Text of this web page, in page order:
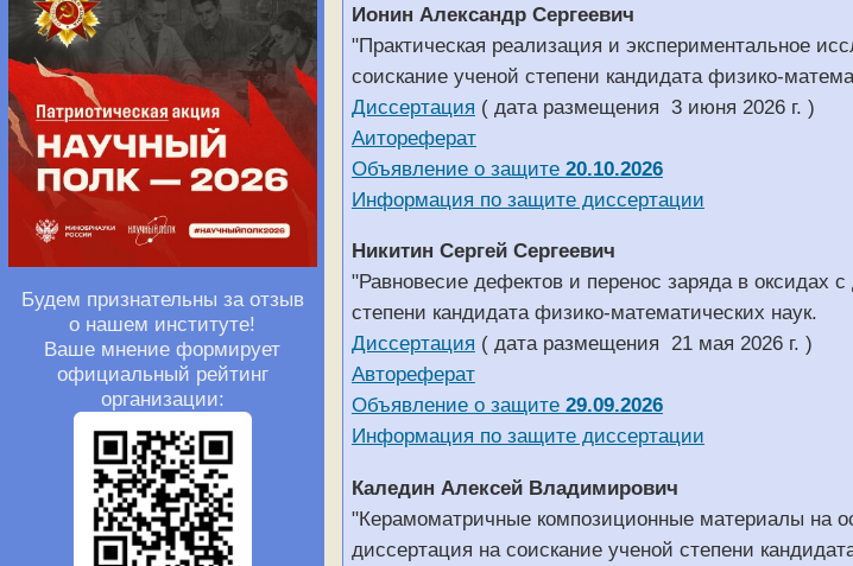
Будем признательны за отзыв
о нашем институте!
Ваше мнение формирует
официальный рейтинг
организации:
Ионин Александр Сергеевич
"Практическая реализация и экспериментальное
соискание ученой степени кандидата физико-
Диссертация ( дата размещения 3 июня 2026 г. )
Аитореферат
Объявление о защите 20.10.2026
Информация по защите диссертации
Никитин Сергей Сергеевич
"Равновесие дефектов и перенос заряда в оксидах
степени кандидата физико-математических наук.
Диссертация ( дата размещения 21 мая 2026 г. )
Автореферат
Объявление о защите 29.09.2026
Информация по защите диссертации
Каледин Алексей Владимирович
"Керамоматричные композиционные материалы на
диссертация на соискание ученой степени